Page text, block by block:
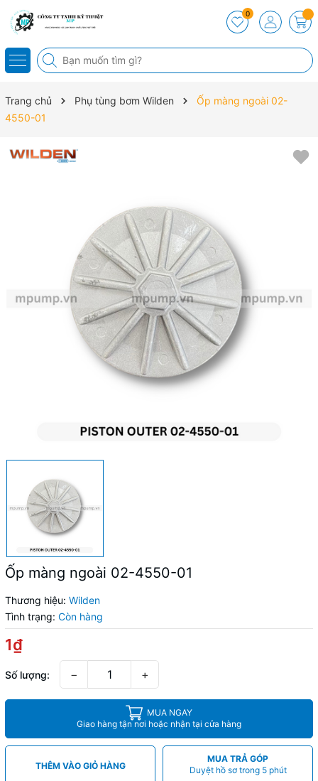
0
Trang chủ Phụ tùng bơm Wilden
Ốp màng ngoài 02-
4550-01
Ốp màng ngoài 02-4550-01
Thương hiệu: Wilden
Tình trạng: Còn hàng
1₫
Số lượng: − +
MUA NGAY
Giao hàng tận nơi hoặc nhận tại cửa hàng
THÊM VÀO GIỎ HÀNG
MUA TRẢ GÓP
Duyệt hồ sơ trong 5 phút